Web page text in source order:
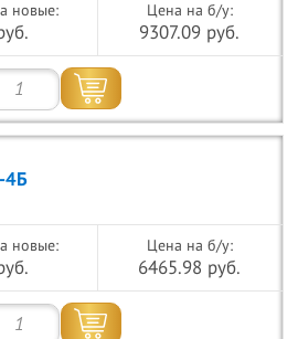
новые: Цена на б/у:
9307.09 руб.
4Б
новые: Цена на б/у:
6465.98 руб.